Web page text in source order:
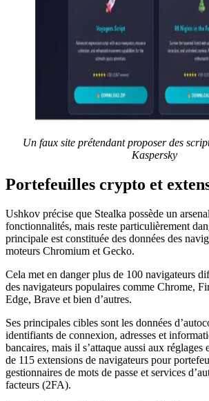
Un faux site prétendant proposer des
Kaspersky
Portefeuilles crypto et
Ushkov précise que Stealka possède un
fonctionnalités, mais reste particulièrement
principale est constituée des données des
moteurs Chromium et Gecko.
Cela met en danger plus de 100 navigateurs
des navigateurs populaires comme Chrome,
Edge, Brave et bien d’autres.
Ses principales cibles sont les données
identifiants de connexion, adresses et
bancaires, mais il s’attaque aussi aux réglages
de 115 extensions de navigateurs pour
gestionnaires de mots de passe et services
facteurs (2FA).